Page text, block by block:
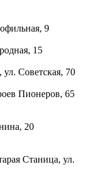
9
15
Советская, 70
Пионеров, 65
20
Станица, ул.